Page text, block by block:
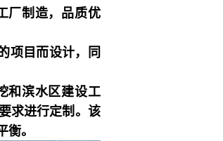
厂制造，品质优
项目而设计，同
和滨水区建设工
求进行定制。 该
。